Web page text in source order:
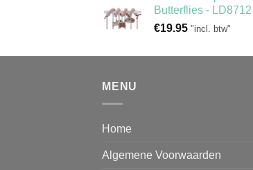
Butterflies - LD8712
€19.95 "incl. btw"
MENU
Home
Algemene Voorwaarden